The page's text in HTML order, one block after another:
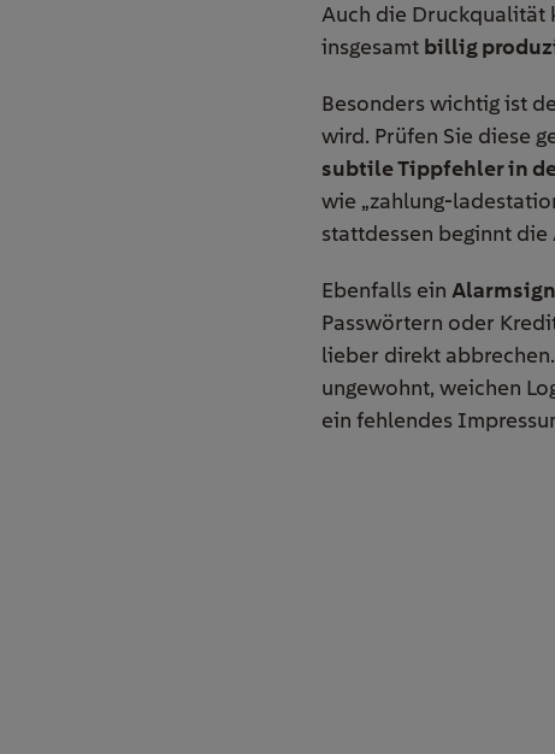
Auch die Druckqualität
insgesamt billig
Besonders wichtig ist
wird. Prüfen Sie diese
subtile Tippfehler in
wie „zahlung-
stattdessen beginnt die
Ebenfalls ein
Passwörtern oder
lieber direkt
ungewohnt, weichen
ein fehlendes